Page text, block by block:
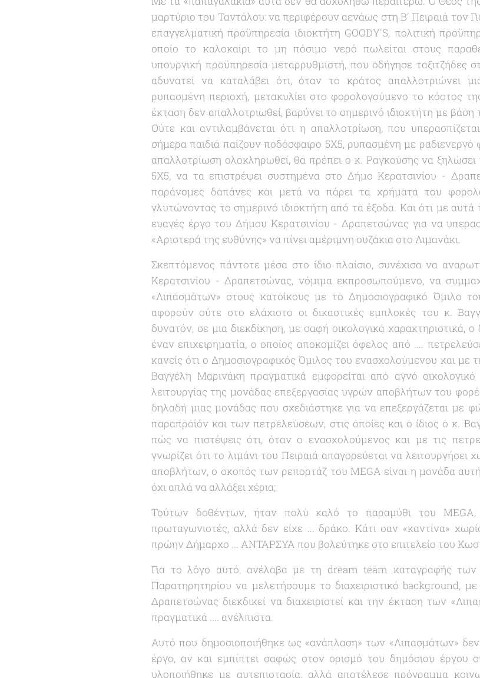
μαρτύριο του Ταντάλου: να περιφέρουν αενάως στη Β' Πειραιά τον
επαγγελματική προϋπηρεσία ιδιοκτήτη GOODY'S, πολιτική
οποίο το καλοκαίρι το μη πόσιμο νερό πωλείται στους
υπουργική προϋπηρεσία μεταρρυθμιστή, που οδήγησε ταξιτζήδες
αδυνατεί να καταλάβει ότι, όταν το κράτος απαλλοτριώνει
ρυπασμένη περιοχή, μετακυλίει στο φορολογούμενο το κόστος
έκταση δεν απαλλοτριωθεί, βαρύνει το σημερινό ιδιοκτήτη με βάση
Ούτε και αντιλαμβάνεται ότι η απαλλοτρίωση, που
σήμερα παιδιά παίζουν ποδόσφαιρο 5Χ5, ρυπασμένη με
απαλλοτρίωση ολοκληρωθεί, θα πρέπει ο κ. Ραγκούσης να ξηλώσει
5Χ5, να τα επιστρέψει συστημένα στο Δήμο Κερατσινίου -
παράνομες δαπάνες και μετά να πάρει τα χρήματα του
γλυτώνοντας το σημερινό ιδιοκτήτη από τα έξοδα. Και ότι με
ευαγές έργο του Δήμου Κερατσινίου - Δραπετσώνας για να
«Αριστερά της ευθύνης» να πίνει αμέριμνη ουζάκια στο Λιμανάκι.
Σκεπτόμενος πάντοτε μέσα στο ίδιο πλαίσιο, συνέχισα να
Κερατσινίου - Δραπετσώνας, νόμιμα εκπροσωπούμενο, να
«Λιπασμάτων» στους κατοίκους με το Δημοσιογραφικό Όμιλο
αφορούν ούτε στο ελάχιστο οι δικαστικές εμπλοκές του κ.
δυνατόν, σε μια διεκδίκηση, με σαφή οικολογικά χαρακτηριστικά,
έναν επιχειρηματία, ο οποίος αποκομίζει όφελος από ....
κανείς ότι ο Δημοσιογραφικός Όμιλος του ενασχολούμενου και με
Βαγγέλη Μαρινάκη πραγματικά εμφορείται από αγνό
λειτουργίας της μονάδας επεξεργασίας υγρών αποβλήτων του
δηλαδή μιας μονάδας που σχεδιάστηκε για να επεξεργάζεται με
παραπροϊόν και των πετρελεύσεων, στις οποίες και ο ίδιος ο κ.
πώς να πιστέψεις ότι, όταν ο ενασχολούμενος και με τις
γνωρίζει ότι το λιμάνι του Πειραιά απαγορεύεται να
αποβλήτων, ο σκοπός των ρεπορτάζ του MEGA είναι η μονάδα αυτή
όχι απλά να αλλάξει χέρια;
Τούτων δοθέντων, ήταν πολύ καλό το παραμύθι του MEGA,
πρωταγωνιστές, αλλά δεν είχε ... δράκο. Κάτι σαν «καντίνα»
πρώην Δήμαρχο ... ΑΝΤΑΡΣΥΑ που βολεύτηκε στο επιτελείο του
Για το λόγο αυτό, ανέλαβα με τη dream team καταγραφής
Παρατηρητηρίου να μελετήσουμε το διαχειριστικό background,
Δραπετσώνας διεκδικεί να διαχειριστεί και την έκταση των «
πραγματικά .... ανέλπιστα.
Αυτό που δημοσιοποιήθηκε ως «ανάπλαση» των «Λιπασμάτων»
έργο, αν και εμπίπτει σαφώς στον ορισμό του δημόσιου έργου
υλοποιήθηκε με αυτεπιστασία, αλλά αποτέλεσε πρόγραμμα